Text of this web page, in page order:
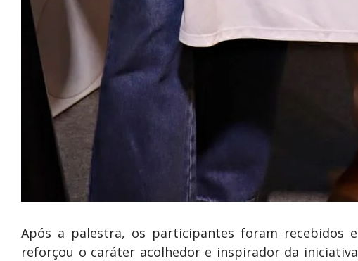
Após a palestra, os participantes foram recebidos
reforçou o caráter acolhedor e inspirador da